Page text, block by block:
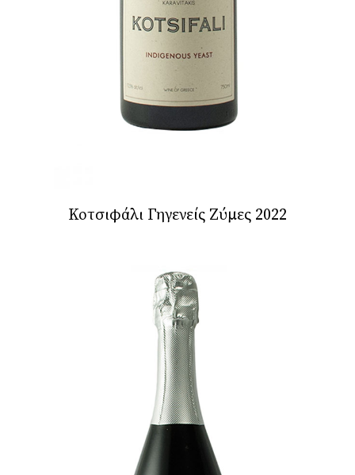
Κοτσιφάλι Γηγενείς Ζύμες 2022